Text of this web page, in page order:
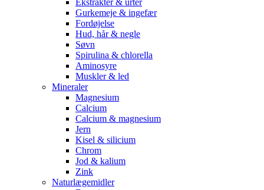
Ekstrakter & urter
Gurkemeje & ingefær
Fordøjelse
Hud, hår & negle
Søvn
Spirulina & chlorella
Aminosyre
Muskler & led
Mineraler
Magnesium
Calcium
Calcium & magnesium
Jern
Kisel & silicium
Chrom
Jod & kalium
Zink
Naturlægemidler